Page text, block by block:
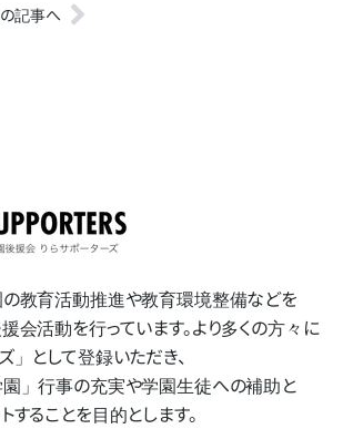
記事へ
教育活動推進や​教育環境整備などを​
会活動を​行っています。​より​多くの​方​々に​
」と​して​登録いただき、​
園」​行事の​充実や​学園生徒への​補助と​
する​ことを​目的とします。